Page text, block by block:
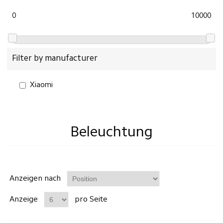
0 10000
Filter by manufacturer
Xiaomi
Beleuchtung
Anzeigen nach
Anzeige pro Seite